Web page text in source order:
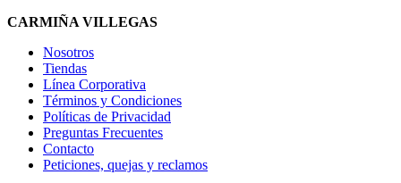
CARMIÑA VILLEGAS
Nosotros
Tiendas
Línea Corporativa
Términos y Condiciones
Políticas de Privacidad
Preguntas Frecuentes
Contacto
Peticiones, quejas y reclamos